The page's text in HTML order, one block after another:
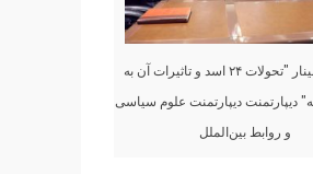
جریان سمینار "تحولات ۲۴ اسد و تاثیرات آن به
دیپارتمنت دیپارتمنت علوم سیاسی
و روابط بین‌الملل